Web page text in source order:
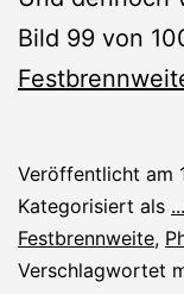
Bild 99 von
Veröffentlicht am
Kategorisiert als
Festbrennweite,
Verschlagwortet